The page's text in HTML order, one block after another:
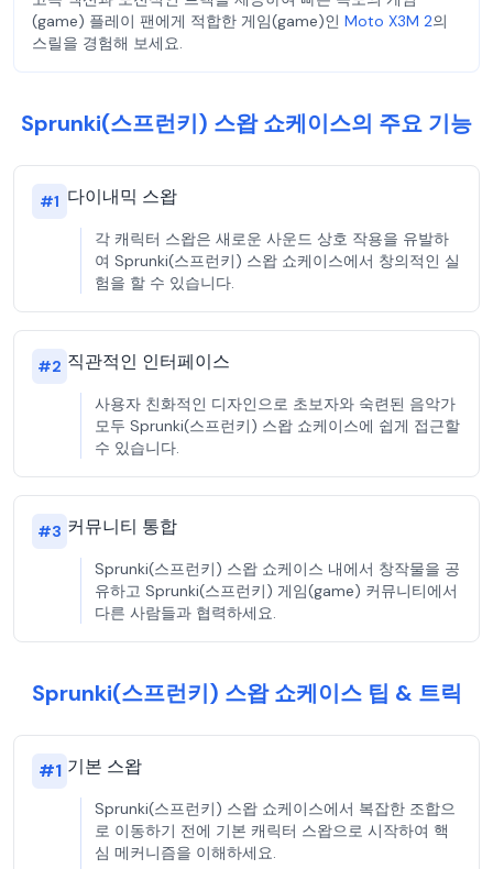
(game) 플레이 팬에게 적합한 게임(game)인 Moto X3M 2의
스릴을 경험해 보세요.
Sprunki(스프런키) 스왑 쇼케이스의 주요 기능
#1 다이내믹 스왑
각 캐릭터 스왑은 새로운 사운드 상호 작용을 유발하
여 Sprunki(스프런키) 스왑 쇼케이스에서 창의적인 실
험을 할 수 있습니다.
#2 직관적인 인터페이스
사용자 친화적인 디자인으로 초보자와 숙련된 음악가
모두 Sprunki(스프런키) 스왑 쇼케이스에 쉽게 접근할
수 있습니다.
#3 커뮤니티 통합
Sprunki(스프런키) 스왑 쇼케이스 내에서 창작물을 공
유하고 Sprunki(스프런키) 게임(game) 커뮤니티에서
다른 사람들과 협력하세요.
Sprunki(스프런키) 스왑 쇼케이스 팁 & 트릭
#1 기본 스왑
Sprunki(스프런키) 스왑 쇼케이스에서 복잡한 조합으
로 이동하기 전에 기본 캐릭터 스왑으로 시작하여 핵
심 메커니즘을 이해하세요.